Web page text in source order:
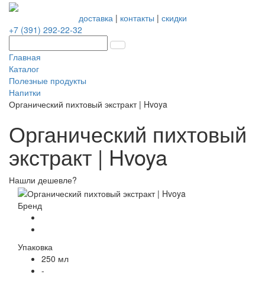
доставка| контакты | скидки
+7 (391) 292-22-32
Главная
Каталог
Полезные продукты
Напитки
Органический пихтовый экстракт | Hvoya
Органический пихтовый
экстракт | Hvoya
Нашли дешевле?
Бренд
Упаковка
250 мл
-